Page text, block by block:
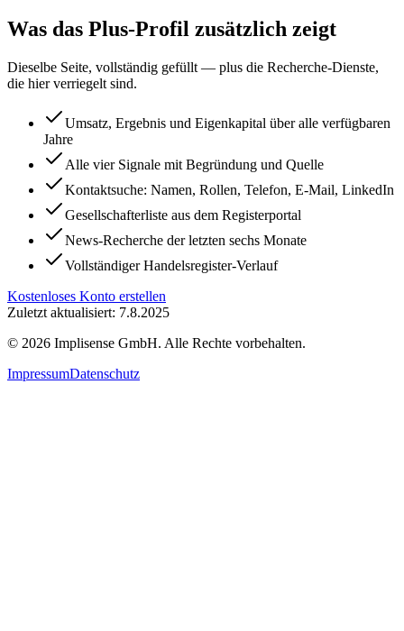
Was das Plus-Profil zusätzlich zeigt
Dieselbe Seite, vollständig gefüllt — plus die Recherche-Dienste,
die hier verriegelt sind.
Umsatz, Ergebnis und Eigenkapital über alle verfügbaren
Jahre
Alle vier Signale mit Begründung und Quelle
Kontaktsuche: Namen, Rollen, Telefon, E-Mail, LinkedIn
Gesellschafterliste aus dem Registerportal
News-Recherche der letzten sechs Monate
Vollständiger Handelsregister-Verlauf
Kostenloses Konto erstellen
Zuletzt aktualisiert: 7.8.2025
© 2026 Implisense GmbH. Alle Rechte vorbehalten.
ImpressumDatenschutz